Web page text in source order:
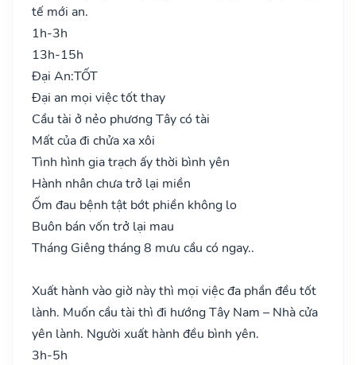
tế mới an.
1h-3h
13h-15h
Đại An:TỐT
Đại an mọi việc tốt thay
Cầu tài ở nẻo phương Tây có tài
Mất của đi chửa xa xôi
Tình hình gia trạch ấy thời bình yên
Hành nhân chưa trở lại miền
Ốm đau bệnh tật bớt phiền không lo
Buôn bán vốn trở lại mau
Tháng Giêng tháng 8 mưu cầu có ngay..
Xuất hành vào giờ này thì mọi việc đa phần đều tốt
lành. Muốn cầu tài thì đi hướng Tây Nam – Nhà cửa
yên lành. Người xuất hành đều bình yên.
3h-5h